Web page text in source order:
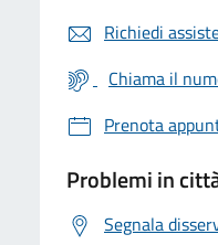
Richiedi
Chiama il
Prenota
Problemi in
Segnala